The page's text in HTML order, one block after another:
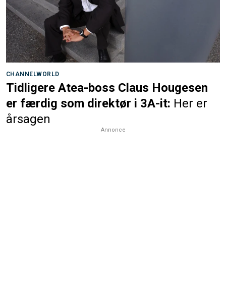
CHANNELWORLD
Tidligere Atea-boss Claus Hougesen
er færdig som direktør i 3A-it: Her er
årsagen
Annonce